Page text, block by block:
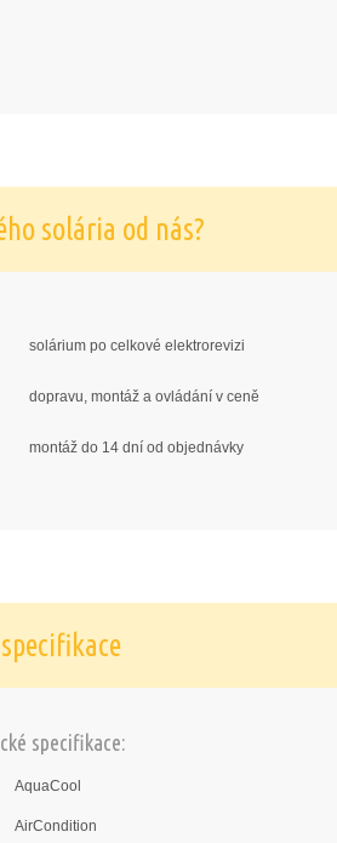
solária od nás?
solárium po celkové elektrorevizi
dopravu, montáž a ovládání v ceně
montáž do 14 dní od objednávky
specifikace:
AquaCool
AirCondition